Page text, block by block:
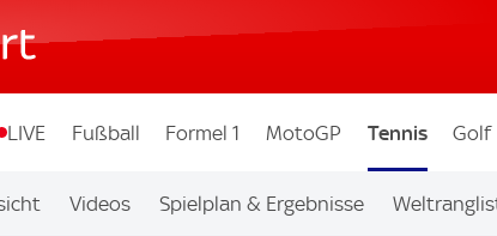
LIVE Fußball Formel 1 MotoGP Tennis Golf
Videos Spielplan & Ergebnisse